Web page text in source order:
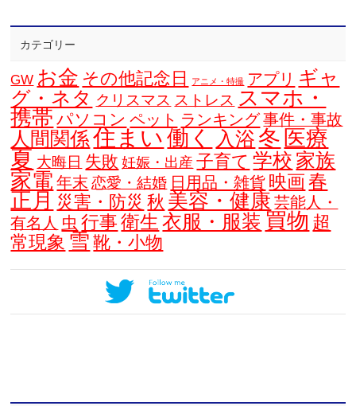
カテゴリー
GW お金 その他記念日 アニメ・特撮 アプリ ギャ
グ・ネタ クリスマス ストレス スマホ・
携帯 パソコン ペット ランキング事件・事故
人間関係住まい 働く 入浴 冬 医療
夏 大晦日 失敗 妊娠・出産 子育て 学校 家族
家電 年末 恋愛・結婚 日用品・雑貨 映画 春
正月 災害・防災 秋 美容・健康 芸能人・
有名人 虫 行事 衛生 衣服・服装 買物 超
常現象 雪 靴・小物